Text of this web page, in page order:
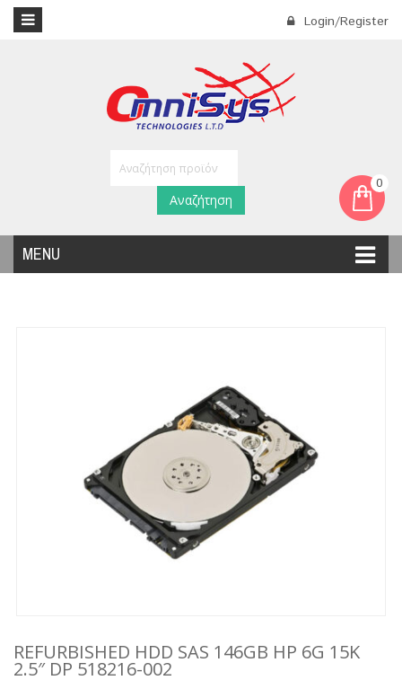
Login/Register
0
MENU
Αναζήτηση
REFURBISHED HDD SAS 146GB HP 6G 15K
2.5″ DP 518216-002